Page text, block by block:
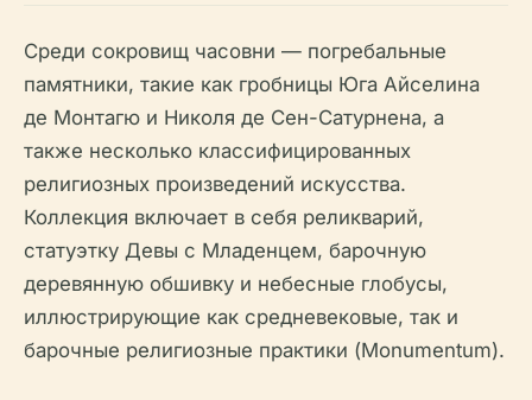
Среди сокровищ часовни — погребальные
памятники, такие как гробницы Юга Айселина
де Монтагю и Николя де Сен-Сатурнена, а
также несколько классифицированных
религиозных произведений искусства.
Коллекция включает в себя реликварий,
статуэтку Девы с Младенцем, барочную
деревянную обшивку и небесные глобусы,
иллюстрирующие как средневековые, так и
барочные религиозные практики (Monumentum).